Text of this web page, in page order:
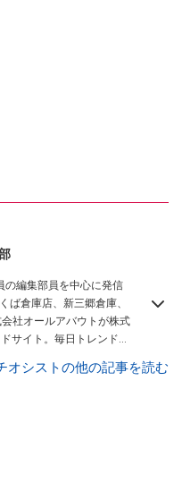
の編集部員を中心に発信
ば倉庫店、新三郷倉庫、
社オールアバウトが株式
サイト。毎日トレンド情
オシストの他の記事を読む